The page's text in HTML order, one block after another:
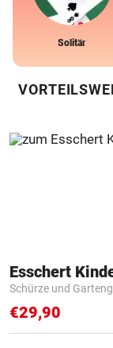
Solitär
Schürze und
€29,90